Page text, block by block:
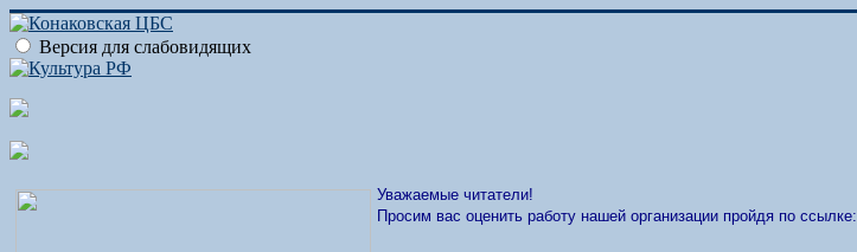
Версия для слабовидящих
Уважаемые читатели!
Просим вас оценить работу нашей организации пройдя по ссылке: